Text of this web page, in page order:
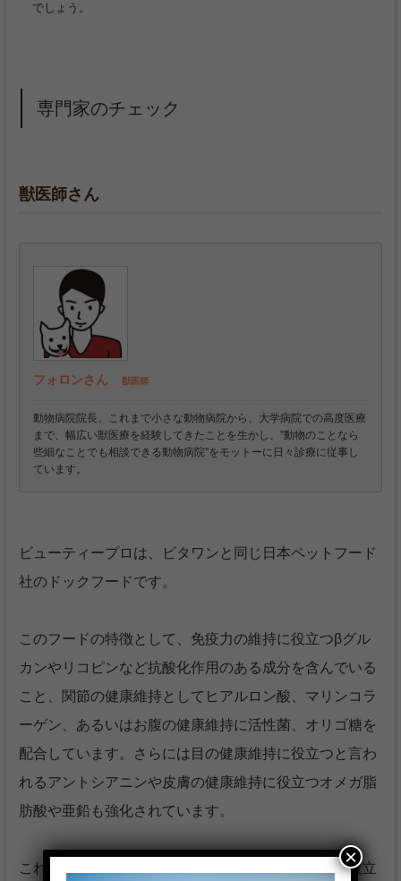
でしょう。
専門家のチェック
獣医師さん
フォロンさん 獣医師
動物病院院長。これまで小さな動物病院から、大学病院での高度医療
まで、幅広い獣医療を経験してきたことを生かし、”動物のことなら
些細なことでも相談できる動物病院”をモットーに日々診療に従事し
ています。
ビューティープロは、ビタワンと同じ日本ペットフード
社のドックフードです。
このフードの特徴として、免疫力の維持に役立つβグル
カンやリコピンなど抗酸化作用のある成分を含んでいる
こと、関節の健康維持としてヒアルロン酸、マリンコラ
ーゲン、あるいはお腹の健康維持に活性菌、オリゴ糖を
配合しています。さらには目の健康維持に役立つと言わ
れるアントシアニンや皮膚の健康維持に役立つオメガ脂
肪酸や亜鉛も強化されています。
これらは、きちんと機能するものであれば、非常に役立
×